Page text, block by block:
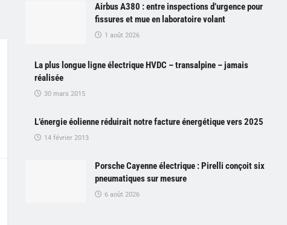
Airbus A380 : entre inspections d’urgence pour
fissures et mue en laboratoire volant
1 août 2026
La plus longue ligne électrique HVDC – transalpine – jamais
réalisée
30 mars 2015
L’énergie éolienne réduirait notre facture énergétique vers 2025
14 février 2013
Porsche Cayenne électrique : Pirelli conçoit six
pneumatiques sur mesure
6 août 2026